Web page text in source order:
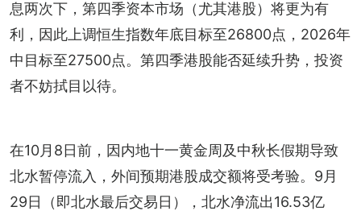
息两次下，第四季资本市场（尤其港股）将更为有
利，因此上调恒生指数年底目标至26800点，2026年
中目标至27500点。第四季港股能否延续升势，投资
者不妨拭目以待。
在10月8日前，因内地十一黄金周及中秋长假期导致
北水暂停流入，外间预期港股成交额将受考验。9月
29日（即北水最后交易日），北水净流出16.53亿